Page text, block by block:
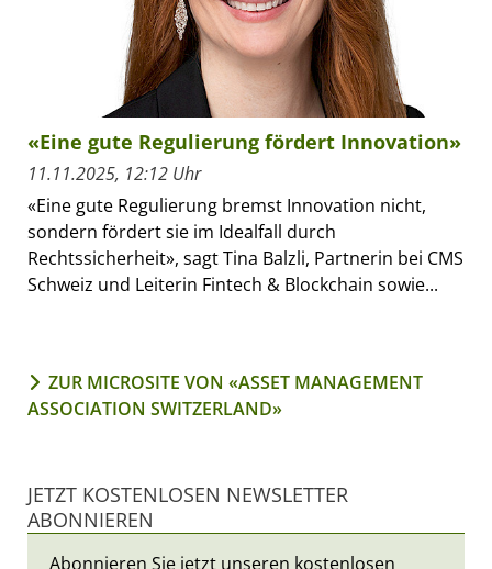
«Eine gute Regulierung fördert Innovation»
11.11.2025, 12:12 Uhr
«Eine gute Regulierung bremst Innovation nicht,
sondern fördert sie im Idealfall durch
Rechtssicherheit», sagt Tina Balzli, Partnerin bei CMS
Schweiz und Leiterin Fintech & Blockchain sowie...
ZUR MICROSITE VON «ASSET MANAGEMENT
ASSOCIATION SWITZERLAND»
JETZT KOSTENLOSEN NEWSLETTER
ABONNIEREN
Abonnieren Sie jetzt unseren kostenlosen